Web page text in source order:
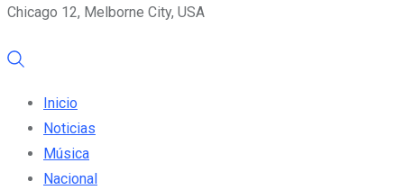
Chicago 12, Melborne City, USA
Inicio
Noticias
Música
Nacional